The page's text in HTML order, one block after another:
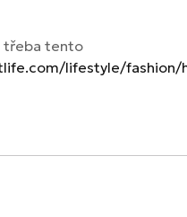
třeba tento
lifestyle/fashion/